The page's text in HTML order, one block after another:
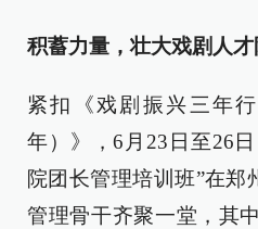
积蓄力量，壮大戏剧人才
紧扣《戏剧振兴三年
年）》，6月23日至26
院团长管理培训班”在郑
管理骨干齐聚一堂，其